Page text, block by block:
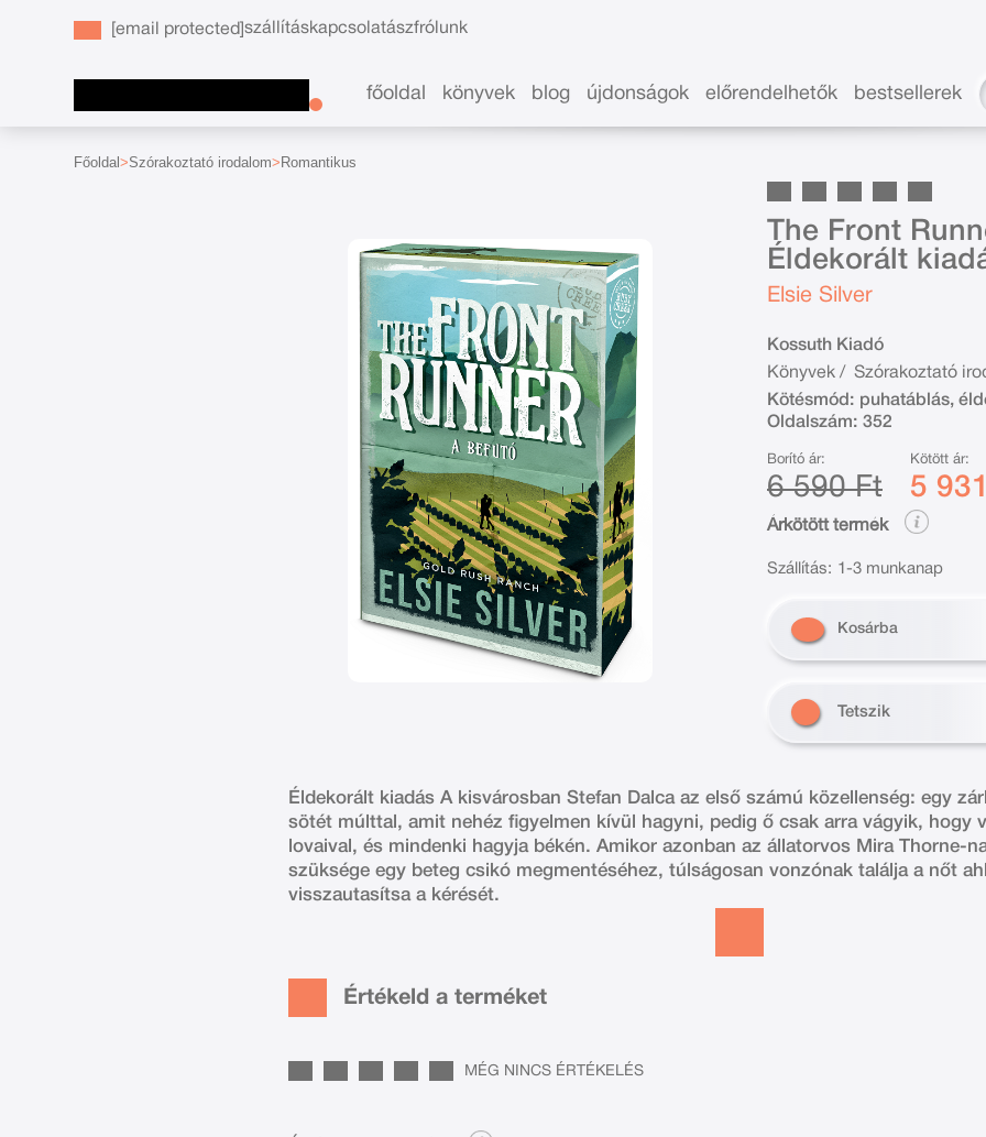
[email protected]szállításkapcsolatászfrólunk
főoldal könyvek blog újdonságok előrendelhetők bestsellerek
Főoldal Szórakoztató irodalom Romantikus
The Front
Éldekorált
Elsie Silver
Kossuth Kiadó
Könyvek / Szórakoztató
Kötésmód: puhatáblás,
Oldalszám: 352
Borító ár:
6 590 Ft
Kötött ár:
5
Árkötött termék
Szállítás: 1-3 munkanap
Kosárba
Tetszik
Éldekorált kiadás A kisvárosban Stefan Dalca az első számú közellenség: egy
sötét múlttal, amit nehéz figyelmen kívül hagyni, pedig ő csak arra vágyik, hogy
lovaival, és mindenki hagyja békén. Amikor azonban az állatorvos Mira Thorne-
szüksége egy beteg csikó megmentéséhez, túlságosan vonzónak találja a nőt
visszautasítsa a kérését.
Értékeld a terméket
MÉG NINCS ÉRTÉKELÉS